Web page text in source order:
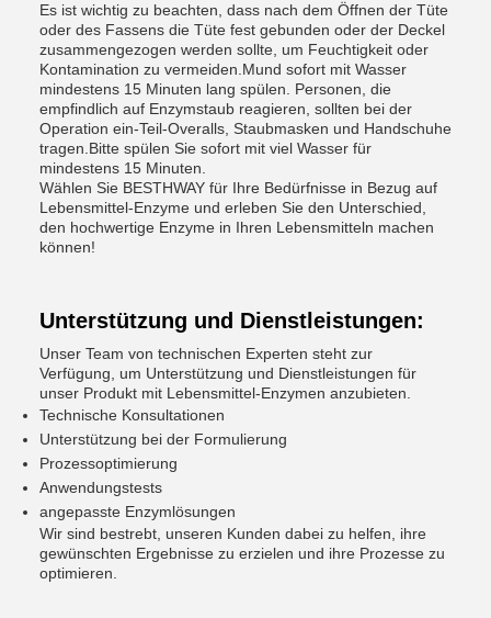
Es ist wichtig zu beachten, dass nach dem Öffnen der Tüte
oder des Fassens die Tüte fest gebunden oder der Deckel
zusammengezogen werden sollte, um Feuchtigkeit oder
Kontamination zu vermeiden.Mund sofort mit Wasser
mindestens 15 Minuten lang spülen. Personen, die
empfindlich auf Enzymstaub reagieren, sollten bei der
Operation ein-Teil-Overalls, Staubmasken und Handschuhe
tragen.Bitte spülen Sie sofort mit viel Wasser für
mindestens 15 Minuten.
Wählen Sie BESTHWAY für Ihre Bedürfnisse in Bezug auf
Lebensmittel-Enzyme und erleben Sie den Unterschied,
den hochwertige Enzyme in Ihren Lebensmitteln machen
können!
Unterstützung und Dienstleistungen:
Unser Team von technischen Experten steht zur
Verfügung, um Unterstützung und Dienstleistungen für
unser Produkt mit Lebensmittel-Enzymen anzubieten.
Technische Konsultationen
Unterstützung bei der Formulierung
Prozessoptimierung
Anwendungstests
angepasste Enzymlösungen
Wir sind bestrebt, unseren Kunden dabei zu helfen, ihre
gewünschten Ergebnisse zu erzielen und ihre Prozesse zu
optimieren.